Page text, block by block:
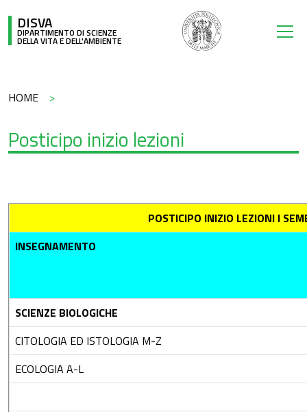
DISVA
DIPARTIMENTO DI SCIENZE
DELLA VITA E DELL'AMBIENTE
Briciole di pane
HOME
Posticipo inizio lezioni
POSTICIPO INIZIO LEZIONI I
INSEGNAMENTO
SCIENZE BIOLOGICHE
CITOLOGIA ED ISTOLOGIA M-Z
ECOLOGIA A-L